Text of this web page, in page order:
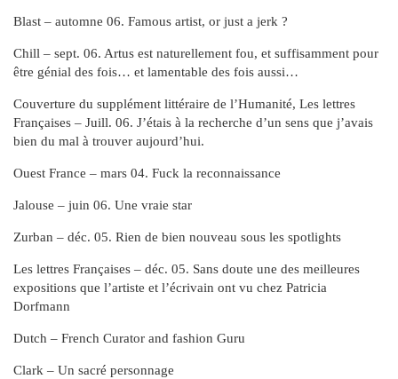
Blast – automne 06. Famous artist, or just a jerk ?
Chill – sept. 06. Artus est naturellement fou, et suffisamment pour
être génial des fois… et lamentable des fois aussi…
Couverture du supplément littéraire de l’Humanité, Les lettres
Françaises – Juill. 06. J’étais à la recherche d’un sens que j’avais
bien du mal à trouver aujourd’hui.
Ouest France – mars 04. Fuck la reconnaissance
Jalouse – juin 06. Une vraie star
Zurban – déc. 05. Rien de bien nouveau sous les spotlights
Les lettres Françaises – déc. 05. Sans doute une des meilleures
expositions que l’artiste et l’écrivain ont vu chez Patricia
Dorfmann
Dutch – French Curator and fashion Guru
Clark – Un sacré personnage